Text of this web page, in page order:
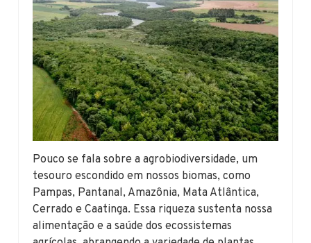
Pouco se fala sobre a agrobiodiversidade, um
tesouro escondido em nossos biomas, como
Pampas, Pantanal, Amazônia, Mata Atlântica,
Cerrado e Caatinga. Essa riqueza sustenta nossa
alimentação e a saúde dos ecossistemas